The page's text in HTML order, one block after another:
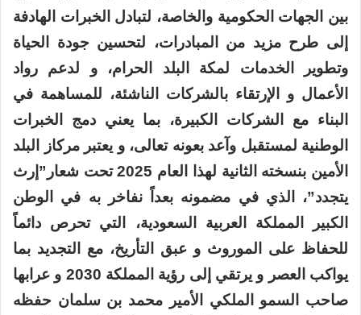
بين الجهات الحكومية والخاصة، لتبادل الخبرات الهادفة
إلى طرح مزيد من المبادرات، لتحسين جودة الحياة
وتطوير الخدمات لمكة البلد الحرام، و لدعم رواد
الأعمال و الإرتقاء بالشركات الناشئة، للمساهمة في
البناء مع الشركات الكبيرة، بما يعني دمج الخبرات
الوطنية لمستقبل وآعد بعونه تعالى، و يعتبر مركاز البلد
الأمين بنسخته الثانية لهذا العام 2025 تحت شعار”إرث
يتجدد”، الذي في مضمونه بعداً نفاخر به في الوطن
الكبير المملكة العربية السعودية، التي تحرص دائماً
للحفاظ على الموروث و عبق التأريخ، مع التجديد بما
يواكب العصر و يرتقي إلى رؤية المملكة 2030 و عرابها
صاحب السمو الملكي الأمير محمد بن سلمان حفظه